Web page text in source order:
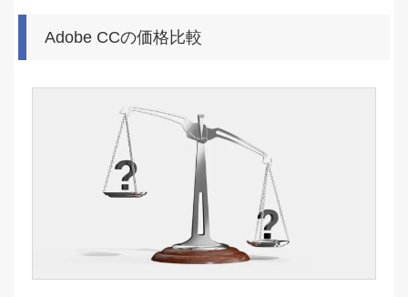
Adobe CCの価格比較